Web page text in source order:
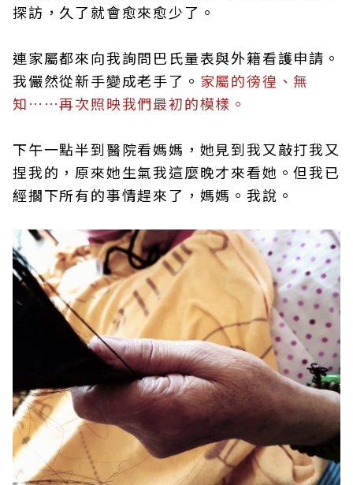
探訪，久了就會愈來愈少了。
連家屬都來向我詢問巴氏量表與外籍看護申請。
我儼然從新手變成老手了。 家屬的徬徨、無
知……再次照映我們最初的模樣。
下午一點半到醫院看媽媽，她見到我又敲打我又
捏我的，原來她生氣我這麼晚才來看她。但我已
經擱下所有的事情趕來了，媽媽。我說。